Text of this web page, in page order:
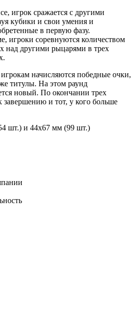
игрок сражается с другими
кубики и свои умения и
в первую фазу.
игроки соревнуются количеством
над другими рыцарями в трех
начисляются победные очки,
титулы. На этом раунд
новый. По окончании трех
завершению и тот, у кого больше
шт.) и 44x67 мм (99 шт.)